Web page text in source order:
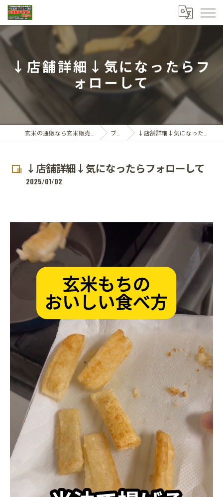
↓店舗詳細↓気になったらフ
ォローして
ブログ ↓店舗詳細↓気になったらフォローして
↓店舗詳細↓気になったらフォローして
2025/01/02